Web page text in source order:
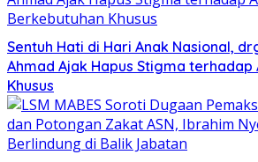
Sentuh Hati di Hari Anak Nasional,
Ahmad Ajak Hapus Stigma terhadap
Khusus